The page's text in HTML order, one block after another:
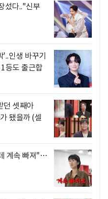
섰다.."신부
인생 바꾸기
등도 출근합
던 셋째아
됐을까 (셀
계속 빠져"…